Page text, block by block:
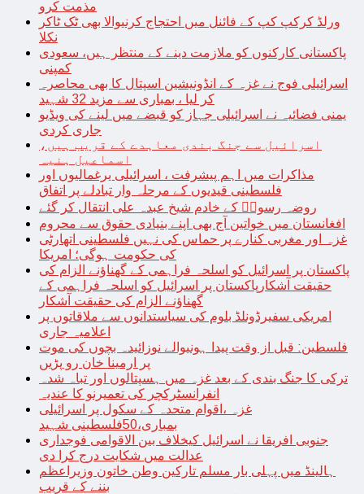
مذمت کرو
ورلڈ کرکپ کپ کے فائنل میں احتجاج کرنیوالا بھی ٹک ٹاکر
نکلا
پاکستانی کارکنوں کو ملازمت دینے کے منتظر ہیں، سعودی
کمپنی
اسرائیلی فوج نے غزہ کے انڈونیشین اسپتال کا بھی محاصرہ
کر لیا ، بمباری سے مزید 32 شہید
یمنی فضائیہ نے اسرائیلی جہاز کو قبضے میں لینے کی ویڈیو
جاری کردی
اسرائیل سے جنگ بندی معاہدے کے قریب ہیں،
اسماعیل ہنیہ
مذاکرات میں اہم پیشرفت ، اسرائیلی یرغمالیوں اور
فلسطینی قیدیوں کے مرحلہ وار تبادلے پر اتفاق
روضہ رسولؐ کے خادم شیخ عبدہ علی انتقال کر گئے
افغانستان میں خواتین آج بھی اپنے بنیادی حقوق سے محروم
غزہ اور مغربی کنارے پر حماس کی نہیں فلسطینی اتھارٹی
کی حکومت ہوگی؛ امریکا
پاکستان پر اسرائیل کو اسلحہ فراہمی کے گھناؤنے الزام کی
حقیقت آشکارپاکستان پر اسرائیل کو اسلحہ فراہمی کے
گھناؤنے الزام کی حقیقت آشکار
امریکی سفیرڈونلڈ بلوم کی سیاستدانوں سے ملاقاتوں پر
اعلامیہ جاری
فلسطین: قبل از وقت پیدا ہونیوالے نوزائیدہ بچوں کی موت
پر ارمینا خان رو پڑیں
ترکی کا جنگ بندی کے بعد غزہ میں ہسپتالوں اور تباہ شدہ
انفرانسٹرکچر کی تعمیرنو کا عندیہ
غزہ ،اقوام متحدہ کے سکول پر اسرائیلی
بمباری،50فلسطینی شہید
جنوبی افریقا نے اسرائیل کیخلاف بین الاقوامی فوجداری
عدالت میں شکایت درج کرا دی
ہالینڈ میں پہلی بار مسلم تارکین وطن خاتون وزیراعظم
بننے کے قریب